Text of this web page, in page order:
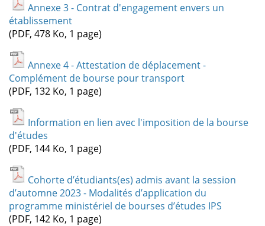
Annexe 3 - Contrat d'engagement envers un
établissement
(PDF, 478 Ko, 1 page)
Annexe 4 - Attestation de déplacement -
Complément de bourse pour transport
(PDF, 132 Ko, 1 page)
Information en lien avec l'imposition de la bourse
d'études
(PDF, 144 Ko, 1 page)
Cohorte d’étudiants(es) admis avant la session
d’automne 2023 - Modalités d’application du
programme ministériel de bourses d’études IPS
(PDF, 142 Ko, 1 page)